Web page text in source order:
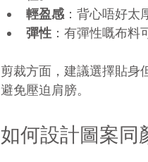
輕盈感：背心唔好太
彈性 ：有彈性嘅布料
剪裁方面，建議選擇貼身
避免壓迫肩膀。
如何設計圖案同